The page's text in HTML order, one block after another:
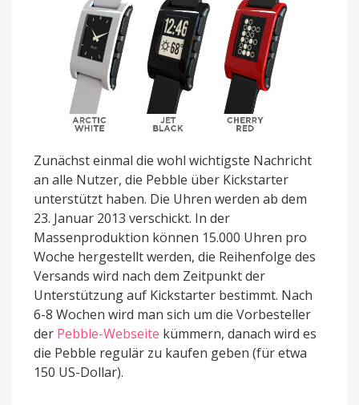
Zunächst einmal die wohl wichtigste Nachricht
an alle Nutzer, die Pebble über Kickstarter
unterstützt haben. Die Uhren werden ab dem
23. Januar 2013 verschickt. In der
Massenproduktion können 15.000 Uhren pro
Woche hergestellt werden, die Reihenfolge des
Versands wird nach dem Zeitpunkt der
Unterstützung auf Kickstarter bestimmt. Nach
6-8 Wochen wird man sich um die Vorbesteller
der Pebble-Webseite kümmern, danach wird es
die Pebble regulär zu kaufen geben (für etwa
150 US-Dollar).